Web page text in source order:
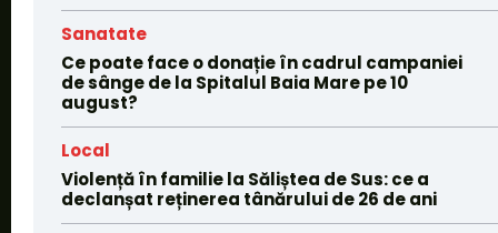
Sanatate
Ce poate face o donație în cadrul campaniei
de sânge de la Spitalul Baia Mare pe 10
august?
Local
Violență în familie la Săliștea de Sus: ce a
declanșat reținerea tânărului de 26 de ani